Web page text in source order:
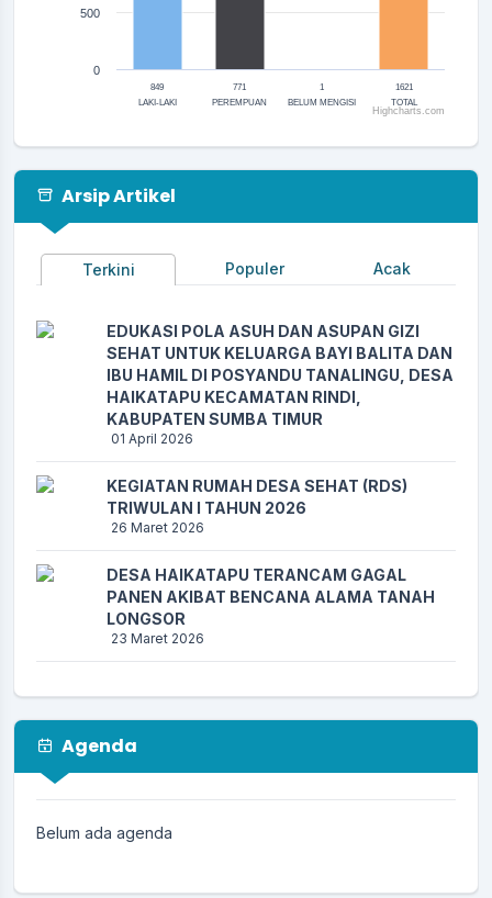
849
LAKI-LAKI
771
PEREMPUAN
1
BELUM MENGISI
1621
TOTAL
0
500
Highcharts.com
Arsip Artikel
Terkini Populer Acak
EDUKASI POLA ASUH DAN ASUPAN GIZI
SEHAT UNTUK KELUARGA BAYI BALITA DAN
IBU HAMIL DI POSYANDU TANALINGU, DESA
HAIKATAPU KECAMATAN RINDI,
KABUPATEN SUMBA TIMUR
01 April 2026
KEGIATAN RUMAH DESA SEHAT (RDS)
TRIWULAN I TAHUN 2026
26 Maret 2026
DESA HAIKATAPU TERANCAM GAGAL
PANEN AKIBAT BENCANA ALAMA TANAH
LONGSOR
23 Maret 2026
Sosialisasi Penyakit Menular di Desa
Haikatapu, Warga Dapat Edukasi AIDS,
26 Februari 2026
Agenda
Belum ada agenda